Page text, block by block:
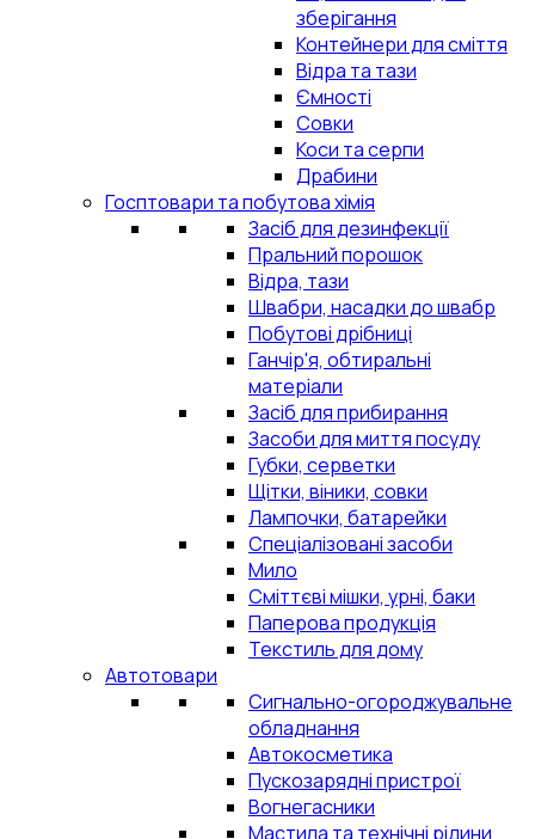
зберігання
Контейнери для сміття
Відра та тази
Ємності
Совки
Коси та серпи
Драбини
Госптовари та побутова хімія
Засіб для дезинфекції
Пральний порошок
Відра, тази
Швабри, насадки до швабр
Побутові дрібниці
Ганчір'я, обтиральні
матеріали
Засіб для прибирання
Засоби для миття посуду
Губки, серветки
Щітки, віники, совки
Лампочки, батарейки
Спеціалізовані засоби
Мило
Сміттєві мішки, урні, баки
Паперова продукція
Текстиль для дому
Автотовари
Сигнально-огороджувальне
обладнання
Автокосметика
Пускозарядні пристрої
Вогнегасники
Мастила та технічні рідини